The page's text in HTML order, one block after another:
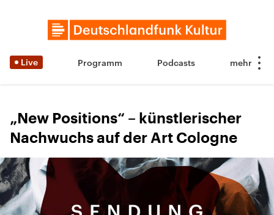
Live Programm Podcasts
„New Positions“ – künstlerischer
Nachwuchs auf der Art Cologne